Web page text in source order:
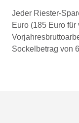
Jeder Riester-
Euro (185 Euro
Sockelbetrag von